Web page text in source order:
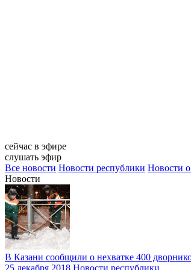
сейчас в эфире
слушать эфир
Все новости Новости республики Новости
Новости
В Казани сообщили о нехватке 400